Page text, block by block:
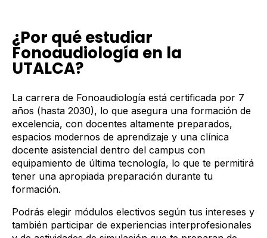
¿Por qué estudiar
Fonoaudiología en la
UTALCA?
La carrera de Fonoaudiología está certificada por 7
años (hasta 2030), lo que asegura una formación de
excelencia, con docentes altamente preparados,
espacios modernos de aprendizaje y una clínica
docente asistencial dentro del campus con
equipamiento de última tecnología, lo que te permitirá
tener una apropiada preparación durante tu
formación.
Podrás elegir módulos electivos según tus intereses y
también participar de experiencias interprofesionales